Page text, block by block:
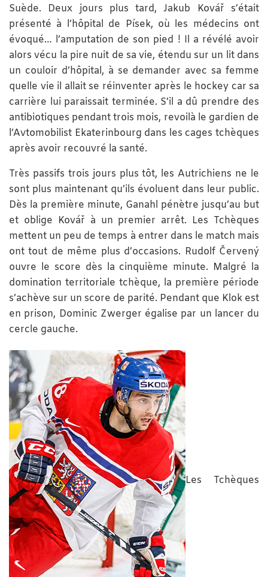
Suède. Deux jours plus tard, Jakub Kovář s’était
présenté à l’hôpital de Písek, où les médecins ont
évoqué… l’amputation de son pied ! Il a révélé avoir
alors vécu la pire nuit de sa vie, étendu sur un lit dans
un couloir d’hôpital, à se demander avec sa femme
quelle vie il allait se réinventer après le hockey car sa
carrière lui paraissait terminée. S’il a dû prendre des
antibiotiques pendant trois mois, revoilà le gardien de
l’Avtomobilist Ekaterinbourg dans les cages tchèques
après avoir recouvré la santé.
Très passifs trois jours plus tôt, les Autrichiens ne le
sont plus maintenant qu’ils évoluent dans leur public.
Dès la première minute, Ganahl pénètre jusqu’au but
et oblige Kovář à un premier arrêt. Les Tchèques
mettent un peu de temps à entrer dans le match mais
ont tout de même plus d’occasions. Rudolf Červený
ouvre le score dès la cinquième minute. Malgré la
domination territoriale tchèque, la première période
s’achève sur un score de parité. Pendant que Klok est
en prison, Dominic Zwerger égalise par un lancer du
cercle gauche.
Les Tchèques